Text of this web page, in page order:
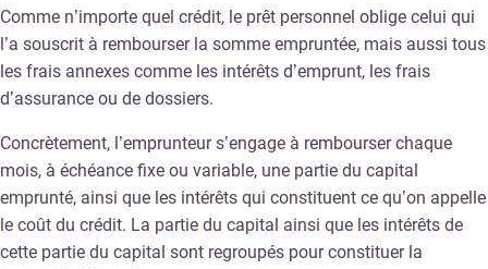
Comme n’importe quel crédit, le prêt personnel oblige celui qui
l’a souscrit à rembourser la somme empruntée, mais aussi tous
les frais annexes comme les intérêts d’emprunt, les frais
d’assurance ou de dossiers.
Concrètement, l’emprunteur s’engage à rembourser chaque
mois, à échéance fixe ou variable, une partie du capital
emprunté, ainsi que les intérêts qui constituent ce qu’on appelle
le coût du crédit. La partie du capital ainsi que les intérêts de
cette partie du capital sont regroupés pour constituer la